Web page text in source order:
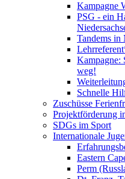
Kampagne
PSG - ein
Tandems in
Kampagne:
weg!
Schnelle
Zuschüsse
Projektförderung
SDGs im Sport
Internationale
Eastern
Perm